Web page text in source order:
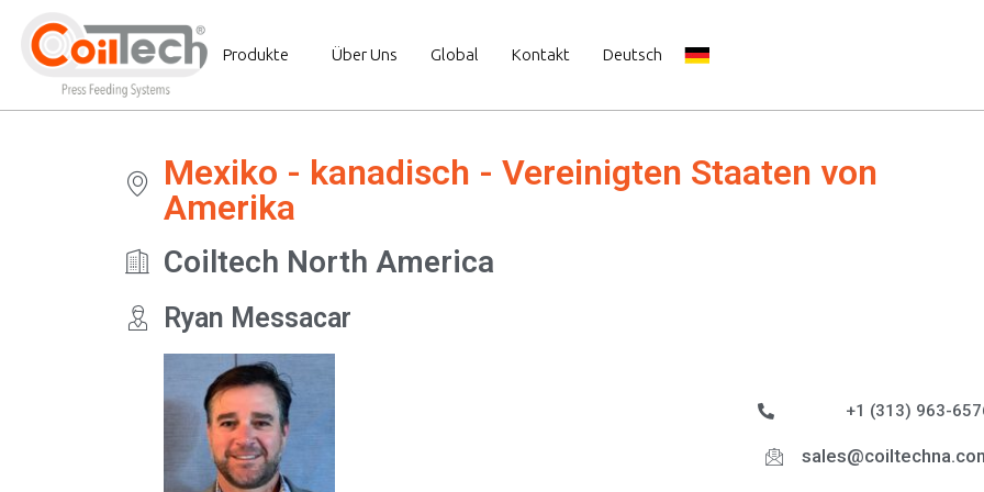
Produkte Über Uns Global Kontakt Deutsch
Mexiko - kanadisch - Vereinigten Staaten von
Amerika
Coiltech North America
Ryan Messacar
+1 (313) 963-